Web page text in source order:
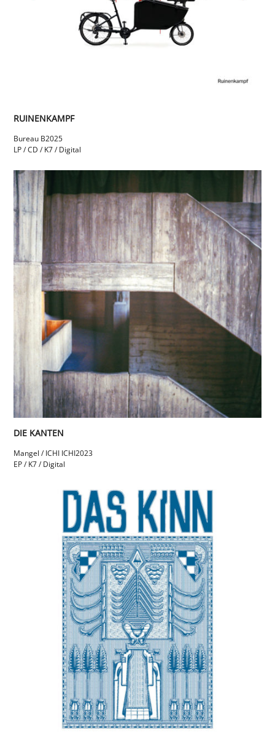
RUINENKAMPF
Bureau B2025
LP / CD / K7 / Digital
DIE KANTEN
Mangel / ICHI ICHI2023
EP / K7 / Digital